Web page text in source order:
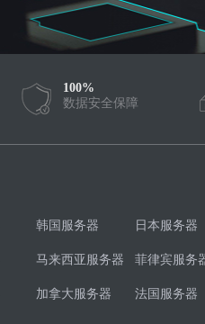
100%
数据安全保障
韩国服务器 日本服务器
马来西亚服务器 菲律宾服务
加拿大服务器 法国服务器